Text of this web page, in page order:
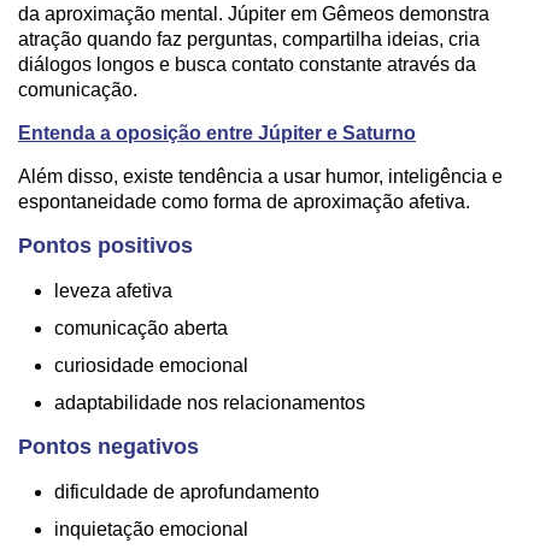
da aproximação mental. Júpiter em Gêmeos demonstra
atração quando faz perguntas, compartilha ideias, cria
diálogos longos e busca contato constante através da
comunicação.
Entenda a oposição entre Júpiter e Saturno
Além disso, existe tendência a usar humor, inteligência e
espontaneidade como forma de aproximação afetiva.
Pontos positivos
leveza afetiva
comunicação aberta
curiosidade emocional
adaptabilidade nos relacionamentos
Pontos negativos
dificuldade de aprofundamento
inquietação emocional